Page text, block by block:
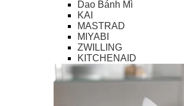
Dao Bánh Mì
KAI
MASTRAD
MIYABI
ZWILLING
KITCHENAID